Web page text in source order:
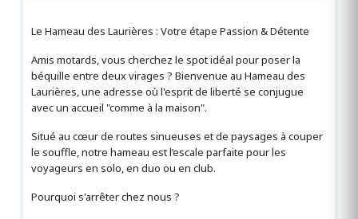
Le Hameau des Laurières : Votre étape Passion & Détente
Amis motards, vous cherchez le spot idéal pour poser la
béquille entre deux virages ? Bienvenue au Hameau des
Laurières, une adresse où l'esprit de liberté se conjugue
avec un accueil "comme à la maison".
Situé au cœur de routes sinueuses et de paysages à couper
le souffle, notre hameau est l’escale parfaite pour les
voyageurs en solo, en duo ou en club.
Pourquoi s'arrêter chez nous ?